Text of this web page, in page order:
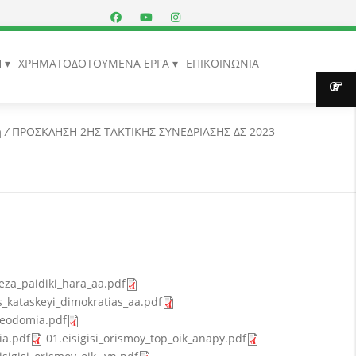
ΧΡΗΜΑΤΟΔΟΤΟΥΜΕΝΑ ΕΡΓΑ ΕΠΙΚΟΙΝΩΝΙΑ
/ ΠΡΟΣΚΛΗΣΗ 2ΗΣ ΤΑΚΤΙΚΗΣ ΣΥΝΕΔΡΙΑΣΗΣ ΔΣ 2023
01.eisigisi_orismoy_top_oik_anapy.pdf